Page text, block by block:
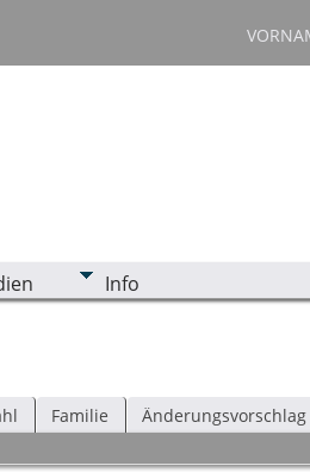
Info
Familie Änderungsvorschlag